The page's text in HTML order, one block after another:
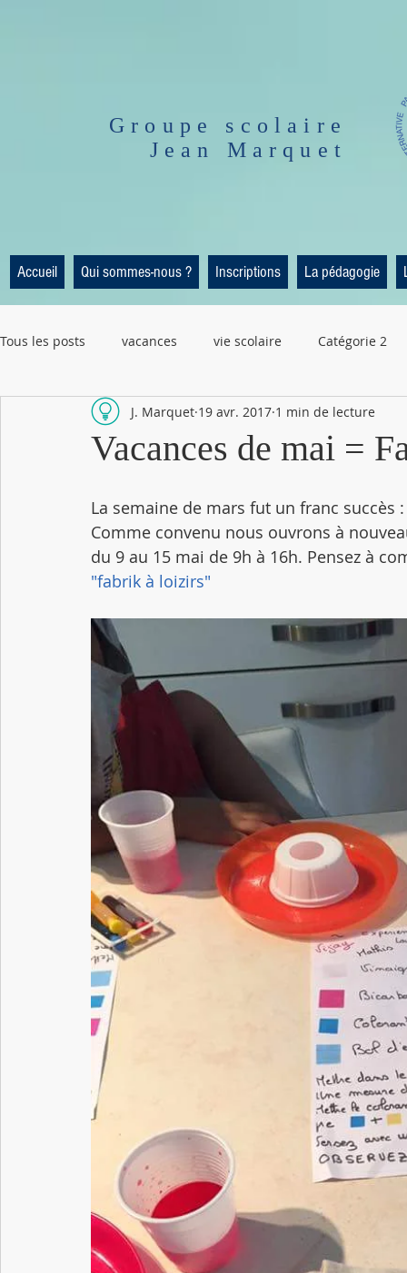
Groupe scolaire
Jean Marquet
Accueil Qui sommes-nous ? Inscriptions La pédagogie
Tous les posts vacances vie scolaire Catégorie 2
Vacances de mai =
J. Marquet 19 avr. 2017 1 min de lecture
La semaine de mars fut un franc
Comme convenu nous ouvrons à
du 9 au 15 mai de 9h à 16h. Pensez à
"fabrik à loizirs"